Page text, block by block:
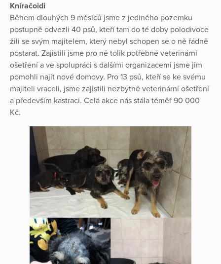
Kníračoidi
Během dlouhých 9 měsíců jsme z jediného pozemku
postupně odvezli 40 psů, kteří tam do té doby polodivoce
žili se svým majitelem, který nebyl schopen se o ně řádně
postarat. Zajistili jsme pro ně tolik potřebné veterinární
ošetření a ve spolupráci s dalšími organizacemi jsme jim
pomohli najít nové domovy. Pro 13 psů, kteří se ke svému
majiteli vraceli, jsme zajistili nezbytné veterinární ošetření
a především kastraci. Celá akce nás stála téměř 90 000
Kč.